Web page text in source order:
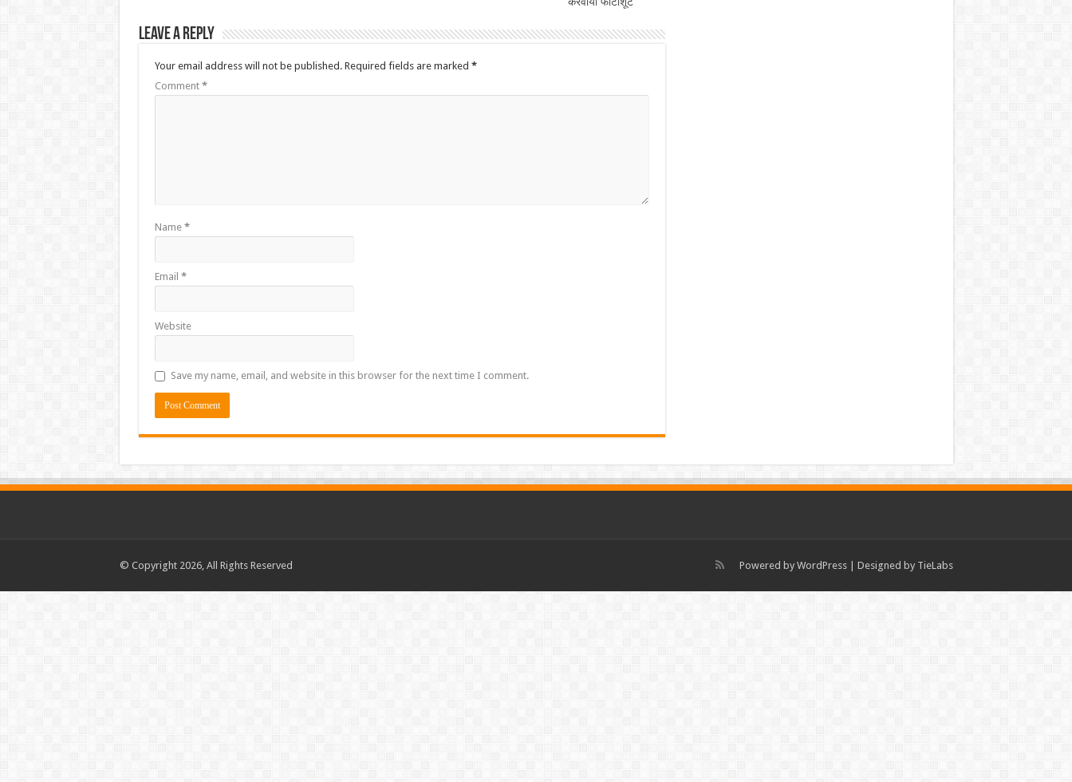
Leave a Reply
Your email address will not be published. Required fields are marked *
Comment *
Name *
Email *
Website
Save my name, email, and website in this browser for the next time I comment.
Powered by WordPress| Designed by TieLabs
© Copyright 2026, All Rights Reserved